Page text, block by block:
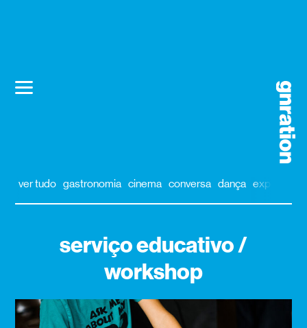
ver tudo gastronomia cinema conversa dança exposição
serviço educativo /
workshop